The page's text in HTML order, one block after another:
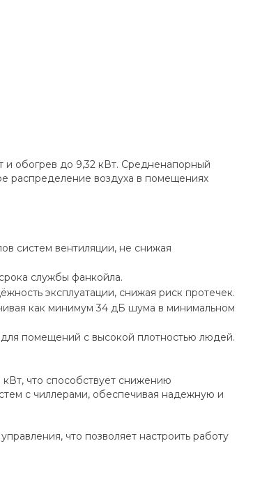
и обогрев до 9,32 кВт. Средненапорный
распределение воздуха в помещениях
систем вентиляции, не снижая
службы фанкойла.
эксплуатации, снижая риск протечек.
как минимум 34 дБ шума в минимальном
помещений с высокой плотностью людей.
что способствует снижению
с чиллерами, обеспечивая надежную и
что позволяет настроить работу